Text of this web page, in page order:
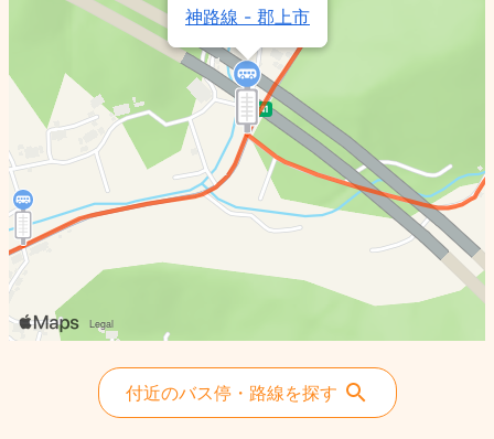
神路線 - 郡上市
付近のバス停・路線を探す